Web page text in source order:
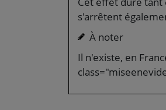
s'arrêtent
À noter
Il n'existe, en